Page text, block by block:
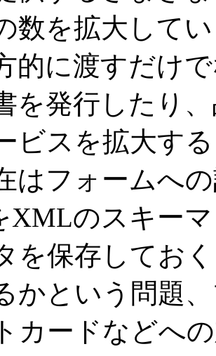
数を拡大して
的に渡すだけ
を発行したり
ビスを拡大す
はフォームへ
XMLのスキー
を保存してお
かという問題
カードなどへ